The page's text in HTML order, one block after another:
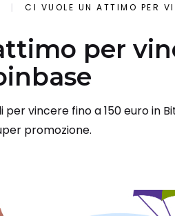
CI VUOLE UN ATTIMO PER
per
per vincere fino a 150 euro in
promozione.